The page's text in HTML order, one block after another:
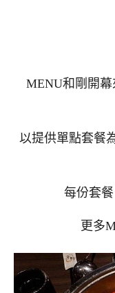
MENU和剛開
以提供單點套餐
每份套
更多